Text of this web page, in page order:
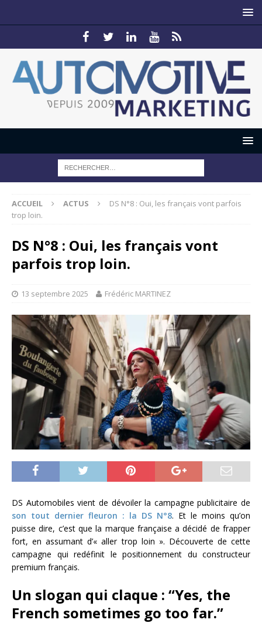
ACCUEIL ACTUS
DS N°8 : Oui, les français vont parfois
trop loin.
DS N°8 : Oui, les français vont
parfois trop loin.
13 septembre 2025 Frédéric MARTINEZ
DS Automobiles vient de dévoiler la campagne publicitaire de
son tout dernier fleuron : la DS N°8. Et le moins qu’on
puisse dire, c’est que la marque française a décidé de frapper
fort, en assumant d’« aller trop loin ». Découverte de cette
campagne qui redéfinit le positionnement du constructeur
premium français.
Un slogan qui claque : “Yes, the
French sometimes go too far.”